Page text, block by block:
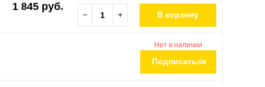
1 845 руб.
− + В корзину
Нет в наличии
Подписаться